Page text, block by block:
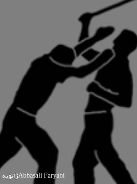
Abbasali Faryabiژانویه 31, 2024